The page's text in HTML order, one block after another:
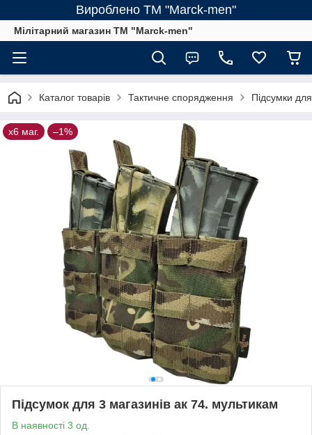
Вироблено ТМ "Marck-men"
Мілітарний магазин ТМ "Marck-men"
Каталог товарів Тактичне спорядження Підсумки
х6 маг. –1%
Підсумок для 3 магазинів ак 74. мультикам
В наявності 3 од.